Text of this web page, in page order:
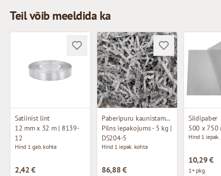
Teil võib meeldida ka
Satiinist lint
12 mm x 32 m | 8139-
12
Hind 1 gab. kohta
2,42 €
Paberipuru kaunistamiseks
Pilns iepakojums - 5 kg |
DS204-5
Hind 1 iepak. kohta
86,88 €
Siidipaber
500 x 750
Hind 1
10,29 €
1+ pkg.